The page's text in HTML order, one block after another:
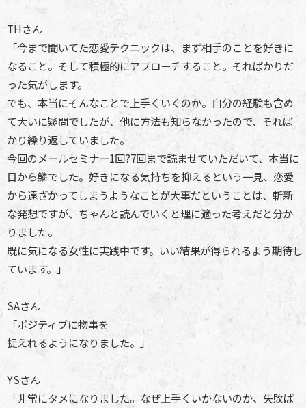
THさん
「今まで聞いてた恋愛テクニックは、まず相手のことを好きに
なること。そして積極的にアプローチすること。そればかりだ
った気がします。
でも、本当にそんなことで上手くいくのか。自分の経験も含め
て大いに疑問でしたが、他に方法も知らなかったので、それば
かり繰り返していました。
今回のメールセミナー1回?7回まで読ませていただいて、本当に
目から鱗でした。好きになる気持ちを抑えるという一見、恋愛
から遠ざかってしまうようなことが大事だということは、斬新
な発想ですが、ちゃんと読んでいくと理に適った考えだと分か
りました。
既に気になる女性に実践中です。いい結果が得られるよう期待し
ています。」
SAさん
「ポジティブに物事を
捉えれるようになりました。」
YSさん
「非常にタメになりました。なぜ上手くいかないのか、失敗ば